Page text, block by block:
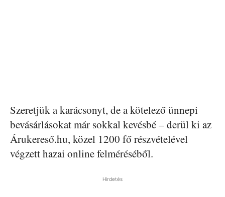
Szeretjük a karácsonyt, de a kötelező ünnepi
bevásárlásokat már sokkal kevésbé – derül ki az
Árukereső.hu, közel 1200 fő részvételével
végzett hazai online felméréséből.
Hirdetés